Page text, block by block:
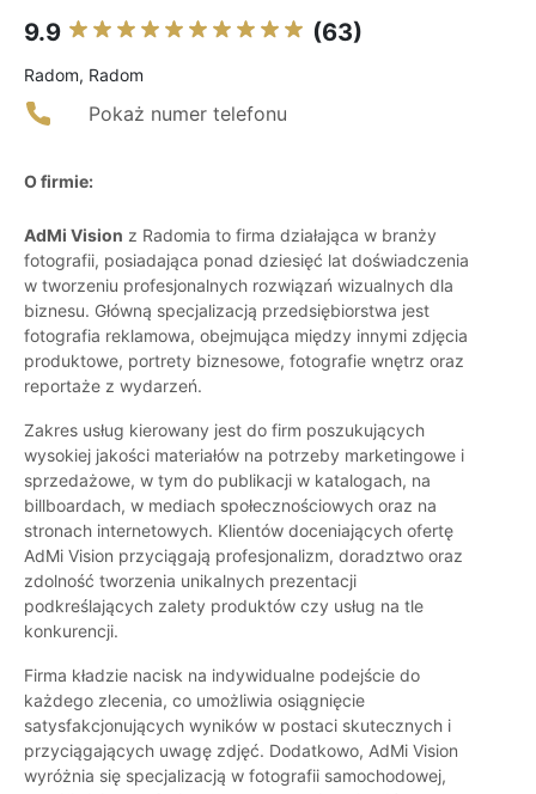
9.9 (63)
Radom, Radom
Pokaż numer telefonu
O firmie:
AdMi Vision z Radomia to firma działająca w branży
fotografii, posiadająca ponad dziesięć lat doświadczenia
w tworzeniu profesjonalnych rozwiązań wizualnych dla
biznesu. Główną specjalizacją przedsiębiorstwa jest
fotografia reklamowa, obejmująca między innymi zdjęcia
produktowe, portrety biznesowe, fotografie wnętrz oraz
reportaże z wydarzeń.
Zakres usług kierowany jest do firm poszukujących
wysokiej jakości materiałów na potrzeby marketingowe i
sprzedażowe, w tym do publikacji w katalogach, na
billboardach, w mediach społecznościowych oraz na
stronach internetowych. Klientów doceniających ofertę
AdMi Vision przyciągają profesjonalizm, doradztwo oraz
zdolność tworzenia unikalnych prezentacji
podkreślających zalety produktów czy usług na tle
konkurencji.
Firma kładzie nacisk na indywidualne podejście do
każdego zlecenia, co umożliwia osiągnięcie
satysfakcjonujących wyników w postaci skutecznych i
przyciągających uwagę zdjęć. Dodatkowo, AdMi Vision
wyróżnia się specjalizacją w fotografii samochodowej,